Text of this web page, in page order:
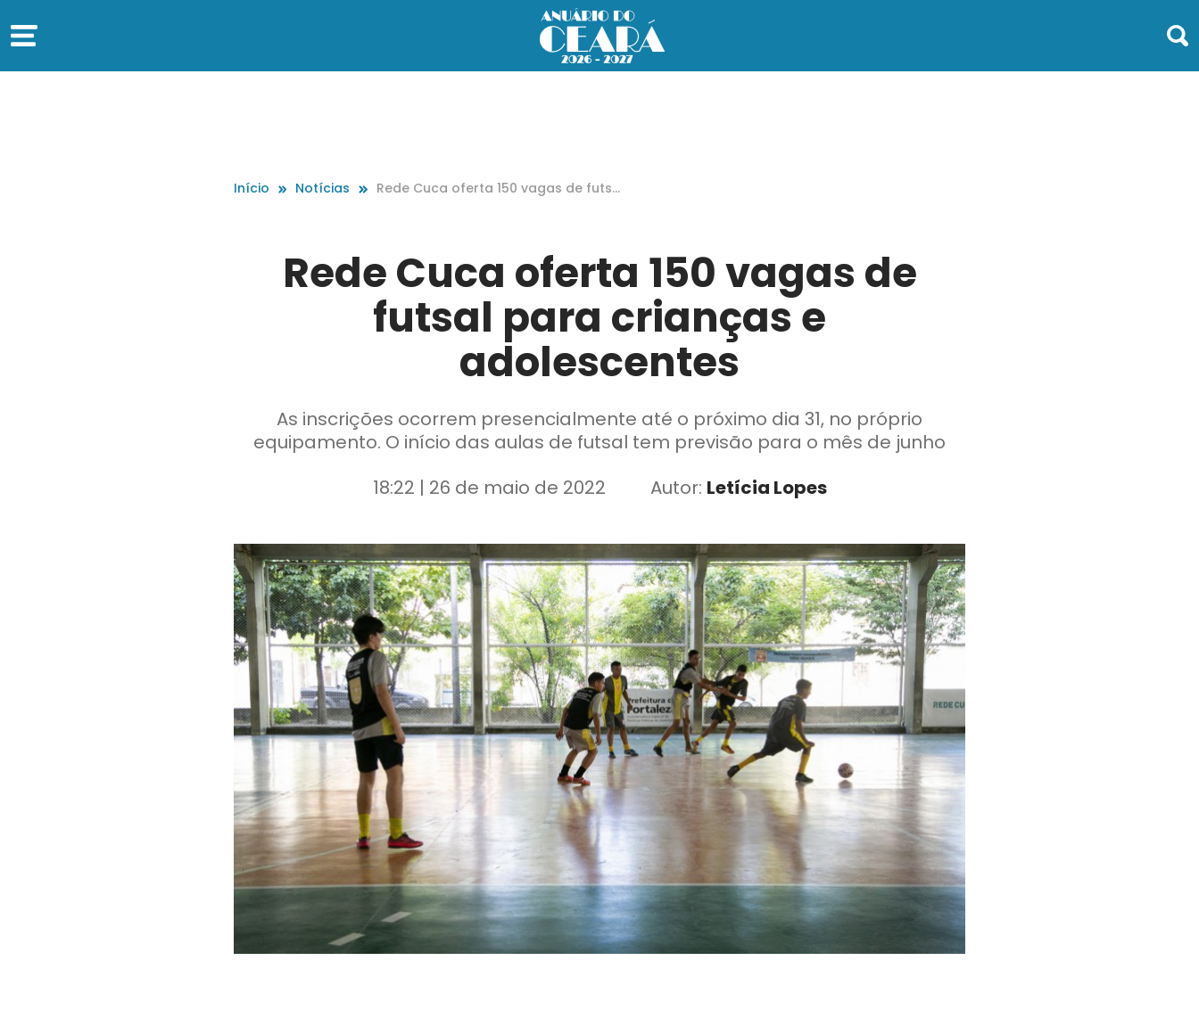
Início Notícias
Rede Cuca oferta 150 vagas de futs
Rede Cuca oferta 150 vagas de
futsal para crianças e
adolescentes
As inscrições ocorrem presencialmente até o próximo dia 31, no próprio
equipamento. O início das aulas de futsal tem previsão para o mês de junho
18:22 | 26 de maio de 2022
Autor: Letícia Lopes